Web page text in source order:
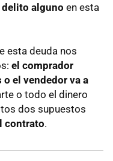
alguno en esta
esta deuda nos
el comprador
el vendedor va a
o todo el dinero
dos supuestos
contrato.